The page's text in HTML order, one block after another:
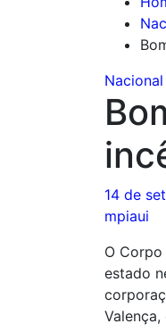
Nacional
14 de
mpiaui
O
estado